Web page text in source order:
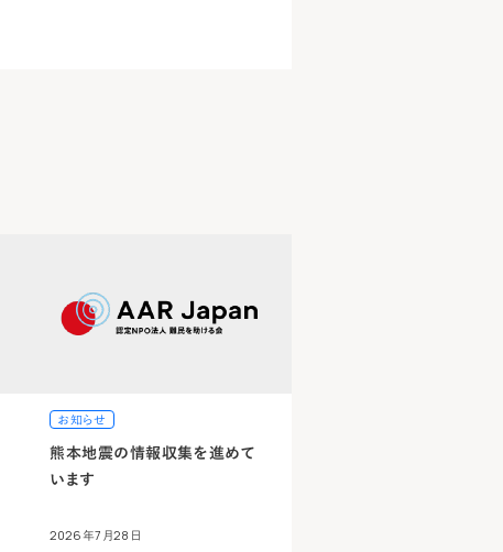
お知らせ
熊本地震の情報収集を進めて
います
2026年7月28日